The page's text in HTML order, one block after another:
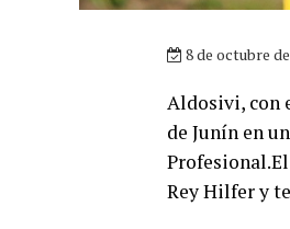
8 de octubre
Aldosivi, con
de Junín en
Rey Hilfer y